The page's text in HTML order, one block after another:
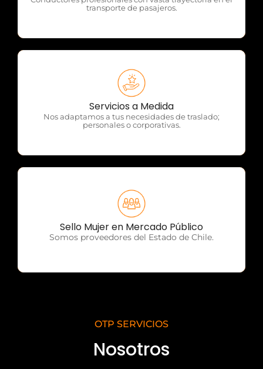
transporte de pasajeros.
Servicios a Medida
Nos adaptamos a tus necesidades de traslado;
personales o corporativas.
OTP Servicios
Sello Mujer en Mercado Público
Somos proveedores del Estado de Chile.
OTP Servicios
OTP SERVICIOS
Nosotros